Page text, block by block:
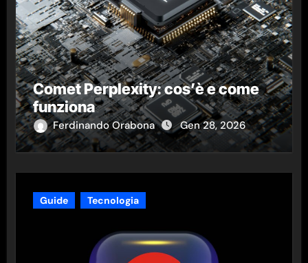
Comet Perplexity: cos’è e come
funziona
Ferdinando Orabona Gen 28, 2026
Guide Tecnologia